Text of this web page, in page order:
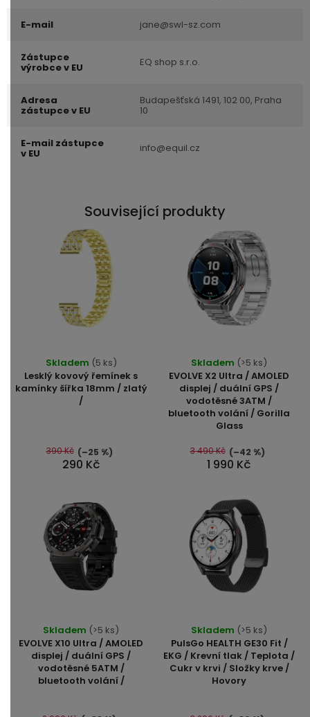
E-mail jane@swl-sz.com
Zástupce
výrobce v EU EQ shop s.r.o.
Adresa
zástupce v EU
Budapešťská 1491, 102 00, Praha
10
E-mail zástupce
v EU info@equil.cz
Související produkty
Lesklý kovový řemínek s
kamínky šířka 18mm / zlatý
/
Skladem (5 ks)
290 Kč
390 Kč (–25 %)
EVOLVE X2 Ultra / AMOLED
displej / duální GPS /
vodotěsné 3ATM /
bluetooth volání / Gorilla
Glass
hodnocení
produktu
je
5,0
5
hvězdiček.
Skladem (>5 ks)
1 990 Kč
3 490 Kč (–42 %)
EVOLVE X10 Ultra / AMOLED
displej / duální GPS /
vodotěsné 5ATM /
bluetooth volání /
hodnocení
produktu
je
4,8
Skladem (>5 ks)
PulsGo HEALTH GE30 Fit /
EKG / Krevní tlak / Teplota /
Cukr v krvi / Složky krve /
Hovory
Skladem (>5 ks)